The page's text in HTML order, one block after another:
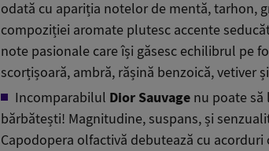
odată cu apariția notelor de mentă, tarhon,
compoziției aromate plutesc accente
note pasionale care își găsesc echilibrul pe
scorțișoară, ambră, rășină benzoică, vetiver
Incomparabilul Dior Sauvagenu poate să
bărbătești! Magnitudine, suspans, și
Capodopera olfactivă debutează cu